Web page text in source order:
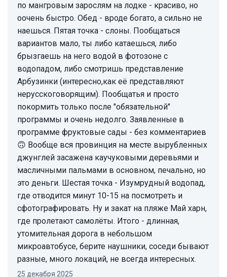
по мангровым зарослям на лодке - красиво, но
оочень быстро. Обед - вроде богато, а сильно не
наешься. Пятая точка - слоны. Пообщаться
вариантов мало, ты либо катаешься, либо
брызгаешь на него водой в фотозоне с
водопадом, либо смотришь представление
Арбузинки (интересно,как её представляют
нерусскоговорящим). Пообщатья и просто
покормить только после "обязательной"
программы и очень недолго. Заявленные в
программе фруктовые сады - без комментариев
🙃 Вообще вся провинция на месте вырубленных
джунглей засажена каучуковыми деревьями и
масличными пальмами в основном, печально, но
это деньги. Шестая точка - Изумрудный водопад,
где отводится минут 10-15 на посмотреть и
сфотографировать. Ну и закат на пляже Май харн,
где пролетают самолёты. Итого - длинная,
утомительная дорога в небольшом
микроавтобусе, берите наушники, соседи бывают
разные, много локаций, не всегда интересных.
25 декабря 2025